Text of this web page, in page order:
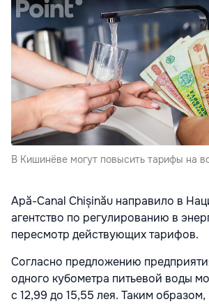
В Кишинёве могут повысить тарифы на
Apă-Canal Chișinău направило в
агентство по регулированию в
пересмотр действующих тарифов.
Согласно предложению
одного кубометра питьевой воды
с 12,99 до 15,55 лея. Таким образом,